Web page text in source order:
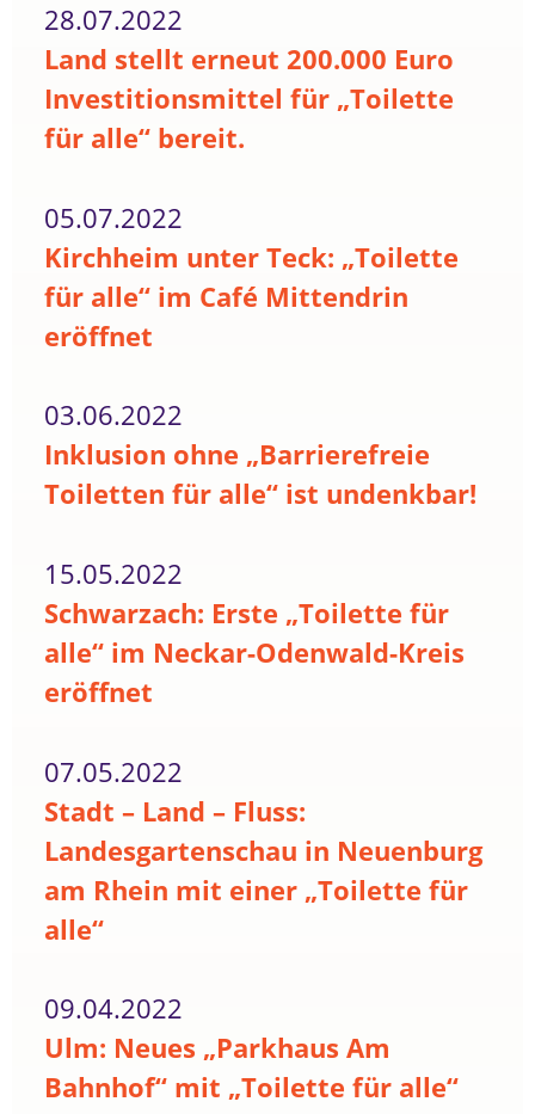
28.07.2022
Land stellt erneut 200.000 Euro
Investitionsmittel für „Toilette
für alle“ bereit.
05.07.2022
Kirchheim unter Teck: „Toilette
für alle“ im Café Mittendrin
eröffnet
03.06.2022
Inklusion ohne „Barrierefreie
Toiletten für alle“ ist undenkbar!
15.05.2022
Schwarzach: Erste „Toilette für
alle“ im Neckar-Odenwald-Kreis
eröffnet
07.05.2022
Stadt – Land – Fluss:
Landesgartenschau in Neuenburg
am Rhein mit einer „Toilette für
alle“
09.04.2022
Ulm: Neues „Parkhaus Am
Bahnhof“ mit „Toilette für alle“